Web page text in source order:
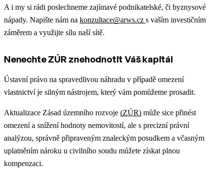
A i my si rádi poslechneme zajímavé podnikatelské, či byznysové
nápady. Napište nám na konzultace@arws.cz s vaším investičním
záměrem a využijte sílu naší sítě.
Nenechte ZÚR znehodnotit Váš kapitál
Ústavní právo na spravedlivou náhradu v případě omezení
vlastnictví je silným nástrojem, který vám pomůžeme prosadit.
Aktualizace Zásad územního rozvoje (ZÚR) může sice přinést
omezení a snížení hodnoty nemovitostí, ale s precizní právní
analýzou, správně připraveným znaleckým posudkem a včasným
uplatněním nároku u civilního soudu můžete získat plnou
kompenzaci.